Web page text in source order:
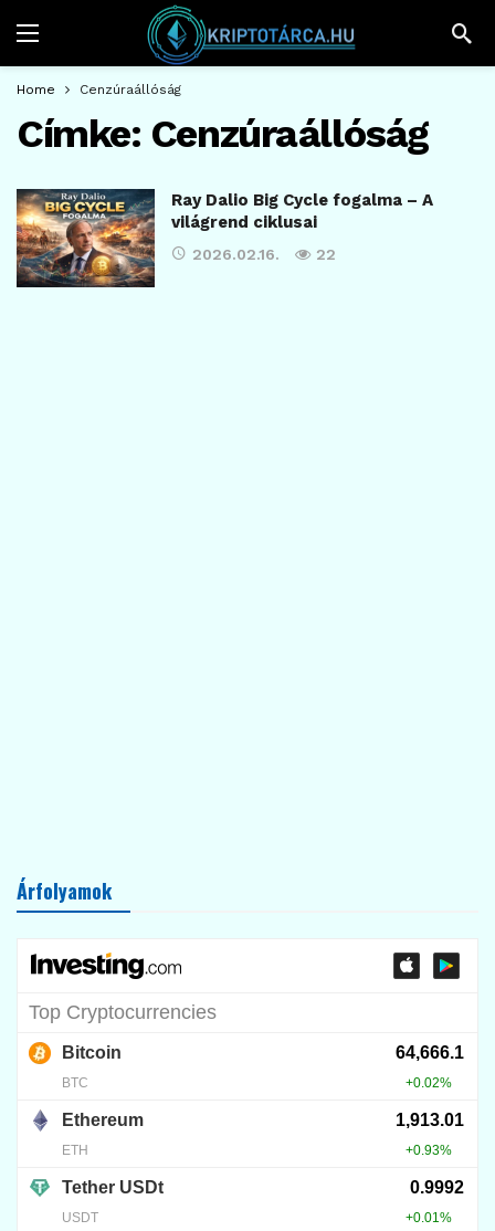
Home Cenzúraállóság
Címke: Cenzúraállóság
Ray Dalio Big Cycle fogalma – A
világrend ciklusai
2026.02.16. 22
Árfolyamok